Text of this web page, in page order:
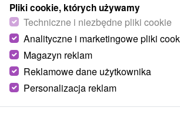
Pliki cookie, których używamy
Techniczne i niezbędne pliki cookie
Analityczne i marketingowe pliki
Magazyn reklam
Reklamowe dane użytkownika
Personalizacja reklam